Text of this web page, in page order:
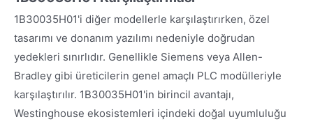
1B30035H01'i diğer modellerle karşılaştırırken, özel
tasarımı ve donanım yazılımı nedeniyle doğrudan
yedekleri sınırlıdır. Genellikle Siemens veya Allen-
Bradley gibi üreticilerin genel amaçlı PLC modülleriyle
karşılaştırılır. 1B30035H01'in birincil avantajı,
Westinghouse ekosistemleri içindeki doğal uyumluluğu